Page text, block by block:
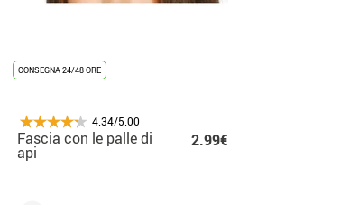
CONSEGNA 24/48 ORE
4.34/5.00
Fascia con le palle di
api
2.99€